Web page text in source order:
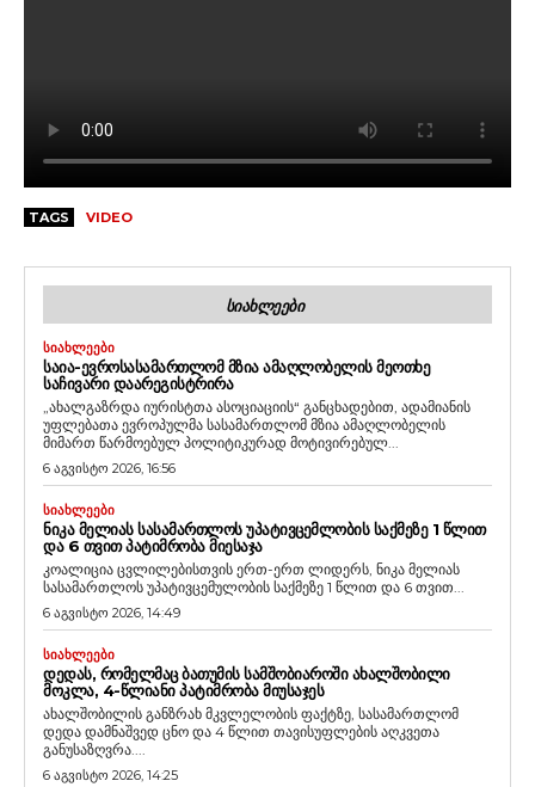
TAGS VIDEO
ᲡᲘᲐᲮᲚᲔᲔᲑᲘ
ᲡᲘᲐᲮᲚᲔᲔᲑᲘ
ᲡᲐᲘᲐ-ᲔᲕᲠᲝᲡᲐᲡᲐᲛᲐᲠᲗᲚᲝᲛ ᲛᲖᲘᲐ ᲐᲛᲐᲦᲚᲝᲑᲔᲚᲘᲡ ᲛᲔᲝᲗᲮᲔ
ᲡᲐᲩᲘᲕᲐᲠᲘ ᲓᲐᲐᲠᲔᲒᲘᲡᲢᲠᲘᲠᲐ
„ახალგაზრდა იურისტთა ასოციაციის“ განცხადებით, ადამიანის
უფლებათა ევროპულმა სასამართლომ მზია ამაღლობელის
მიმართ წარმოებულ პოლიტიკურად მოტივირებულ...
6 აგვისტო 2026, 16:56
ᲡᲘᲐᲮᲚᲔᲔᲑᲘ
ᲜᲘᲙᲐ ᲛᲔᲚᲘᲐᲡ ᲡᲐᲡᲐᲛᲐᲠᲗᲚᲝᲡ ᲣᲞᲐᲢᲘᲕᲪᲔᲛᲚᲝᲑᲘᲡ ᲡᲐᲥᲛᲔᲖᲔ 1 ᲬᲚᲘᲗ
ᲓᲐ 6 ᲗᲕᲘᲗ ᲞᲐᲢᲘᲛᲠᲝᲑᲐ ᲛᲘᲔᲡᲐᲯᲐ
კოალიცია ცვლილებისთვის ერთ-ერთ ლიდერს, ნიკა მელიას
სასამართლოს უპატივცემულობის საქმეზე 1 წლით და 6 თვით...
6 აგვისტო 2026, 14:49
ᲡᲘᲐᲮᲚᲔᲔᲑᲘ
ᲓᲔᲓᲐᲡ, ᲠᲝᲛᲔᲚᲛᲐᲪ ᲑᲐᲗᲣᲛᲘᲡ ᲡᲐᲛᲨᲝᲑᲘᲐᲠᲝᲨᲘ ᲐᲮᲐᲚᲨᲝᲑᲘᲚᲘ
ᲛᲝᲙᲚᲐ, 4-ᲬᲚᲘᲐᲜᲘ ᲞᲐᲢᲘᲛᲠᲝᲑᲐ ᲛᲘᲣᲡᲐᲯᲔᲡ
ახალშობილის განზრახ მკვლელობის ფაქტზე, სასამართლომ
დედა დამნაშვედ ცნო და 4 წლით თავისუფლების აღკვეთა
განუსაზღვრა....
6 აგვისტო 2026, 14:25